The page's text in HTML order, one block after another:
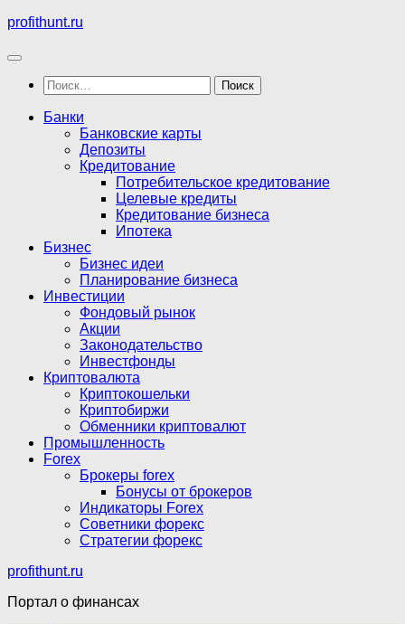
Перейти
содержимому
profithunt.ru
Найти:
Банки
Банковские карты
Депозиты
Кредитование
Потребительское кредитование
Целевые кредиты
Кредитование бизнеса
Ипотека
Бизнес
Бизнес идеи
Планирование бизнеса
Инвестиции
Фондовый рынок
Акции
Законодательство
Инвестфонды
Криптовалюта
Криптокошельки
Криптобиржи
Обменники криптовалют
Промышленность
Forex
Брокеры forex
Бонусы от брокеров
Индикаторы Forex
Советники форекс
Стратегии форекс
profithunt.ru
Портал о финансах